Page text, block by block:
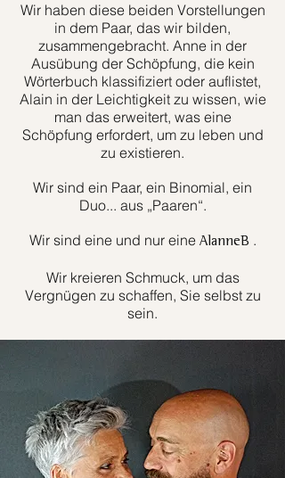
Wir haben diese beiden Vorstellungen
in dem Paar, das wir bilden,
zusammengebracht. Anne in der
Ausübung der Schöpfung, die kein
Wörterbuch klassifiziert oder auflistet,
Alain in der Leichtigkeit zu wissen, wie
man das erweitert, was eine
Schöpfung erfordert, um zu leben und
zu existieren.
Wir sind ein Paar, ein Binomial, ein
Duo... aus „Paaren“.
Wir sind eine und nur eine AlanneB .
Wir kreieren Schmuck, um das
Vergnügen zu schaffen, Sie selbst zu
sein.